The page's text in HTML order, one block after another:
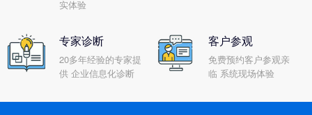
实体验
专家诊断
20多年经验的专家提
供 企业信息化诊断
客户参观
免费预约客户参观亲
临 系统现场体验